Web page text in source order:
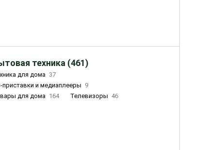
техника (461)
для дома 37
приставки и медиаплееры
9
для дома 164 Телевизоры 46